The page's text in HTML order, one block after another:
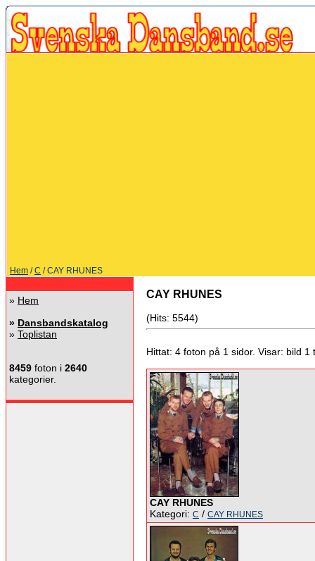
Hem /C / CAY RHUNES
» Hem
» Dansbandskatalog
» Toplistan
8459 foton i 2640
kategorier.
CAY RHUNES
(Hits: 5544)
Hittat: 4 foton på 1 sidor. Visar: bild 1
CAY RHUNES
Kategori: C / CAY RHUNES